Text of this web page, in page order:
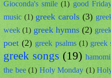
Gioconda's smile (1) good
music (1) greek carols (3)
week (1) greek hymns (2)
poet (2) greek psalms (1) greek
greek songs (19)
the bee (1) Holy Monday (1)